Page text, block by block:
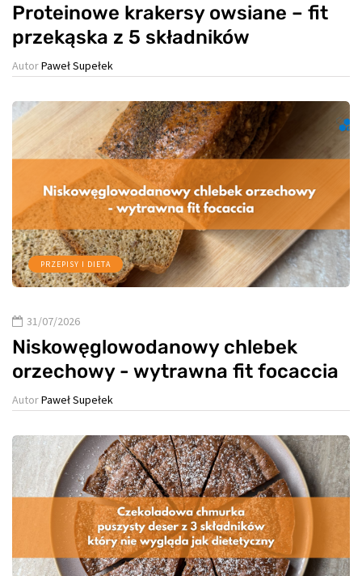
Proteinowe krakersy owsiane – fit
przekąska z 5 składników
AutorPaweł Supełek
PRZEPISY I DIETA
31/07/2026
Niskowęglowodanowy chlebek
orzechowy - wytrawna fit focaccia
AutorPaweł Supełek